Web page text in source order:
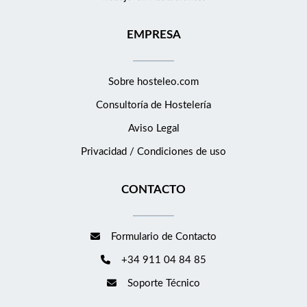
humanos. GRUPO DERBY COLLECTION actualmente está en
búsqueda de un/a Camarero/a para el Restaurante CEBO
dentro del Hotel Urban 5* GL. Si te apasiona la hostelería, llevar
unirte a este a gran equipo, aplica a nuestra oferta. Misión del
puesto: ofrecer un servicio de calidad, desde la recepción del
sillas y la preparación de todo el servicio de mesa - Asegurarse
recogiendo el pedido y tramitándolo al servicio de barra o a la
cocina. - Asesorar e informar a los clientes sobre la carta y
EMPRESA
Sobre hosteleo.com
Consultoría de Hostelería
Aviso Legal
Privacidad / Condiciones de uso
CONTACTO
Formulario de Contacto
+34 911 04 84 85
Soporte Técnico